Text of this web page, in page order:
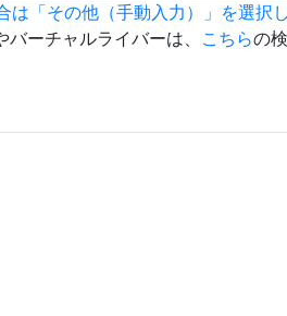
「その他（手動入力）」を選択し
ーチャルライバーは、 こちらの